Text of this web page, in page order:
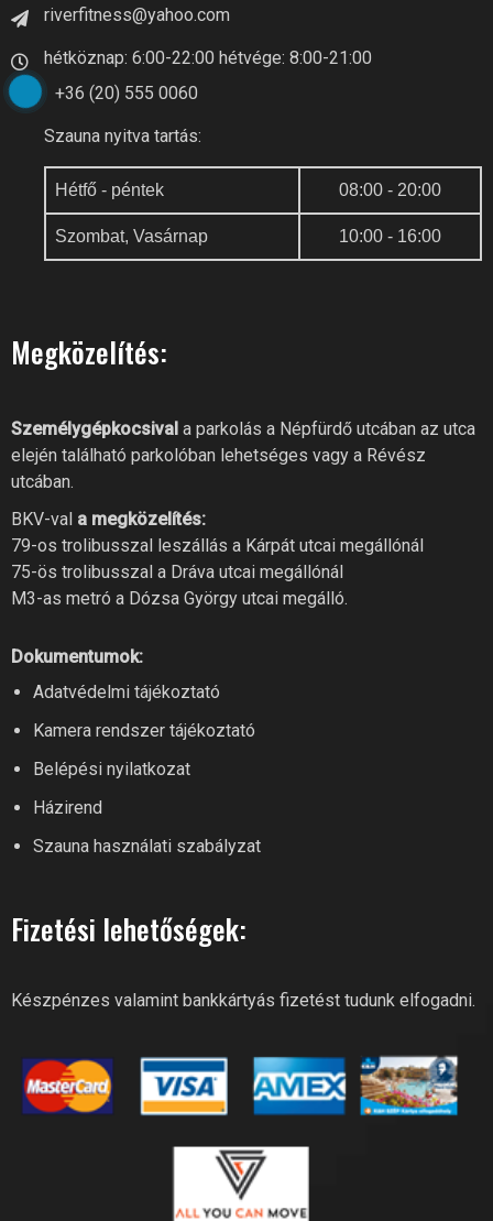
riverfitness@yahoo.com
hétköznap: 6:00-22:00 hétvége: 8:00-21:00
+36 (20) 555 0060
Szauna nyitva tartás:
Hétfő - péntek 08:00 - 20:00
Szombat, Vasárnap 10:00 - 16:00
Megközelítés:
Személygépkocsival a parkolás a Népfürdő utcában az utca
elején található parkolóban lehetséges vagy a Révész
utcában.
BKV-val a megközelítés:
79-os trolibusszal leszállás a Kárpát utcai megállónál
75-ös trolibusszal a Dráva utcai megállónál
M3-as metró a Dózsa György utcai megálló.
Dokumentumok:
Adatvédelmi tájékoztató
Kamera rendszer tájékoztató
Belépési nyilatkozat
Házirend
Szauna használati szabályzat
Fizetési lehetőségek:
Készpénzes valamint bankkártyás fizetést tudunk elfogadni.
Online recepció